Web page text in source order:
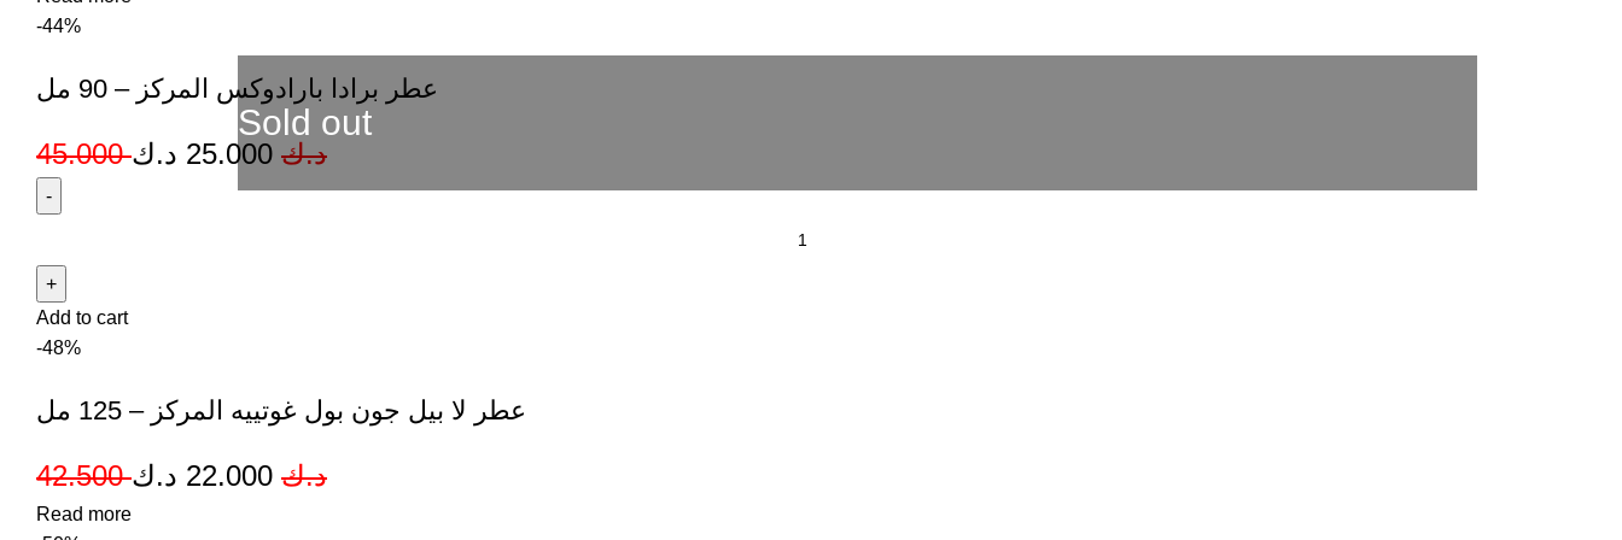
Sold out
-44%
عطر برادا بارادوكس المركز – 90 مل
45.000 د.ك 25.000 د.ك
Add to cart
-48%
عطر لا بيل جون بول غوتييه المركز – 125 مل
42.500 د.ك 22.000 د.ك
Read more